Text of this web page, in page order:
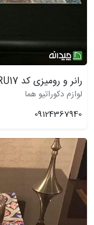
رانر و رومیزی کد RU17
لوازم دکوراتیو هما
09124367940